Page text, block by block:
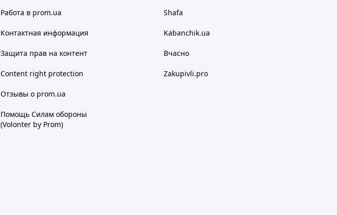
Работа в prom.ua
Контактная информация
Защита прав на контент
Content right protection
Отзывы о prom.ua
Помощь Силам обороны
(Volonter by Prom)
Shafa
Kabanchik.ua
Вчасно
Zakupivli.pro